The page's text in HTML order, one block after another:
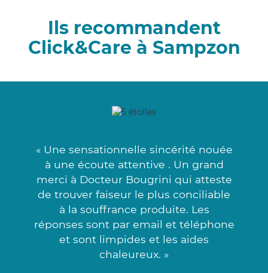
Ils recommandent
Click&Care à Sampzon
« Une sensationnelle sincérité nouée
à une écoute attentive . Un grand
merci à Docteur Bougrini qui atteste
de trouver faiseur le plus conciliable
à la souffrance produite. Les
réponses sont par email et téléphone
et sont limpides et les aides
chaleureux. »